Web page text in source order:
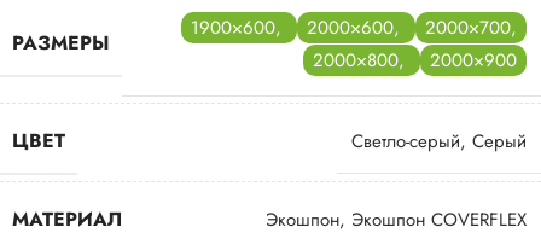
РАЗМЕРЫ
1900×600, 2000×600, 2000×700,
2000×800, 2000×900
ЦВЕТ Светло-серый, Серый
МАТЕРИАЛ Экошпон, Экошпон COVERFLEX